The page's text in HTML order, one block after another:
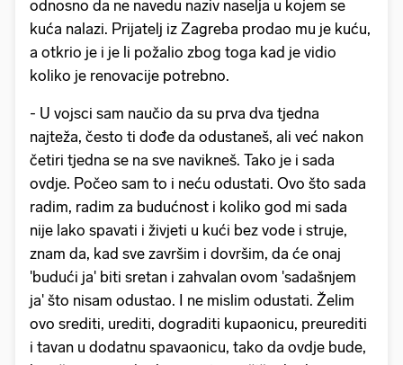
odnosno da ne navedu naziv naselja u kojem se
kuća nalazi. Prijatelj iz Zagreba prodao mu je kuću,
a otkrio je i je li požalio zbog toga kad je vidio
koliko je renovacije potrebno.
- U vojsci sam naučio da su prva dva tjedna
najteža, često ti dođe da odustaneš, ali već nakon
četiri tjedna se na sve navikneš. Tako je i sada
ovdje. Počeo sam to i neću odustati. Ovo što sada
radim, radim za budućnost i koliko god mi sada
nije lako spavati i živjeti u kući bez vode i struje,
znam da, kad sve završim i dovršim, da će onaj
'budući ja' biti sretan i zahvalan ovom 'sadašnjem
ja' što nisam odustao. I ne mislim odustati. Želim
ovo srediti, urediti, dograditi kupaonicu, preurediti
i tavan u dodatnu spavaonicu, tako da ovdje bude,